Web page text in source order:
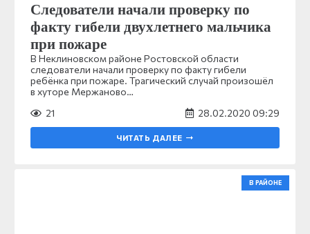
Следователи начали проверку по
факту гибели двухлетнего мальчика
при пожаре
В Неклиновском районе Ростовской области
следователи начали проверку по факту гибели
ребёнка при пожаре. Трагический случай произошёл
в хуторе Мержаново…
21
28.02.2020 09:29
ЧИТАТЬ ДАЛЕЕ
В РАЙОНЕ